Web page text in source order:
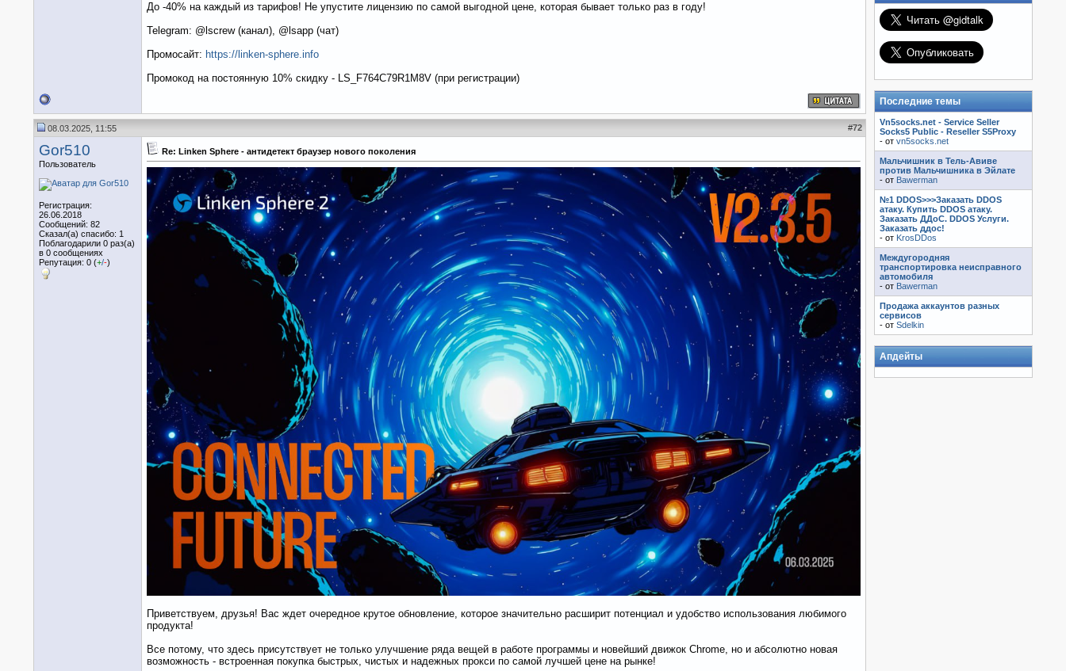
До -40% на каждый из тарифов! Не упустите лицензию по самой выгодной цене, которая бывает только раз в году!
Telegram: @lscrew (канал), @lsapp (чат)
Промосайт: https://linken-sphere.info
Промокод на постоянную 10% скидку - LS_F764C79R1M8V (при регистрации)
08.03.2025, 11:55 #72
Gor510
Пользователь
Регистрация:
26.06.2018
Сообщений: 82
Сказал(а) спасибо: 1
Поблагодарили 0 раз(а)
в 0 сообщениях
Репутация: 0 (+/-)
Re: Linken Sphere - антидетект браузер нового поколения
Приветствуем, друзья! Вас ждет очередное крутое обновление, которое значительно расширит потенциал и удобство использования любимого
продукта!
Все потому, что здесь присутствует не только улучшение ряда вещей в работе программы и новейший движок Chrome, но и абсолютно новая
возможность - встроенная покупка быстрых, чистых и надежных прокси по самой лучшей цене на рынке!
Последние темы
Vn5socks.net - Service Seller
Socks5 Public - Reseller S5Proxy
- от vn5socks.net
Мальчишник в Тель-Авиве
против Мальчишника в Эйлате
- от Bawerman
№1 DDOS>>>Заказать DDOS
атаку. Купить DDOS атаку.
Заказать ДДоС. DDOS Услуги.
Заказать ддос!
- от KrosDDos
Междугородняя
транспортировка неисправного
автомобиля
- от Bawerman
Продажа аккаунтов разных
сервисов
- от Sdelkin
Апдейты